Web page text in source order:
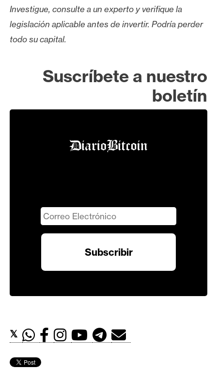
Investigue, consulte a un experto y verifique la
legislación aplicable antes de invertir. Podría perder
todo su capital.
Suscríbete a nuestro
boletín
𝕏